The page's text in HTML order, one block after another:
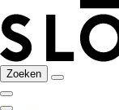
Zoeken